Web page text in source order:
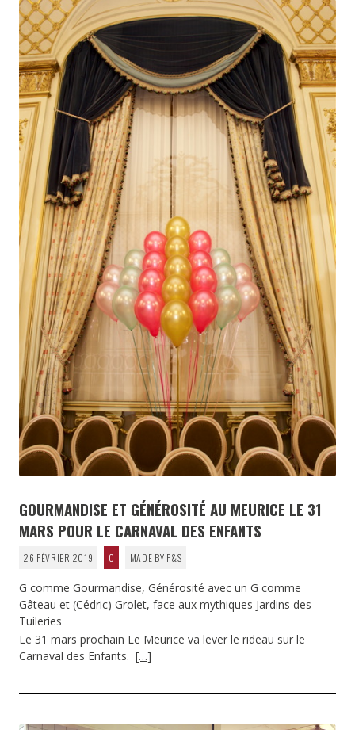
GOURMANDISE ET GÉNÉROSITÉ AU MEURICE LE 31
MARS POUR LE CARNAVAL DES ENFANTS
26 FÉVRIER 2019 0 MADE BY F&S
G comme Gourmandise, Générosité avec un G comme
Gâteau et (Cédric) Grolet, face aux mythiques Jardins des
Tuileries
Le 31 mars prochain Le Meurice va lever le rideau sur le
Carnaval des Enfants. […]